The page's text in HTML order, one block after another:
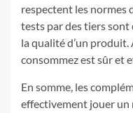
respectent les normes
tests par des tiers
la qualité d’un produit.
consommez est sûr et
En somme, les
effectivement jouer un